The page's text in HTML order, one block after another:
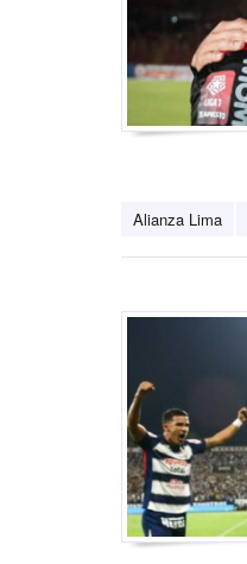
Alianza Lima